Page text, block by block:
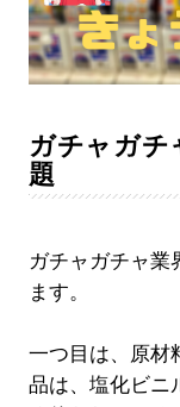
ガチャガチ
題
ガチャガチャ業
ます。
一つ目は、原材
品は、塩化ビニ